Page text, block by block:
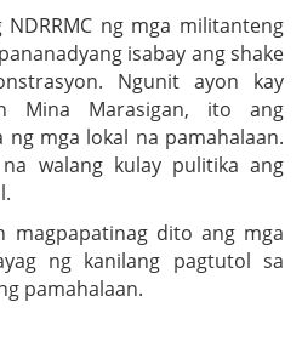
ng mga militanteng
isabay ang shake
Ngunit ayon kay
Mina Marasigan, ito ang
ng mga lokal na pamahalaan.
walang kulay pulitika ang
magpapatinag dito ang mga
ng kanilang pagtutol sa
pamahalaan.